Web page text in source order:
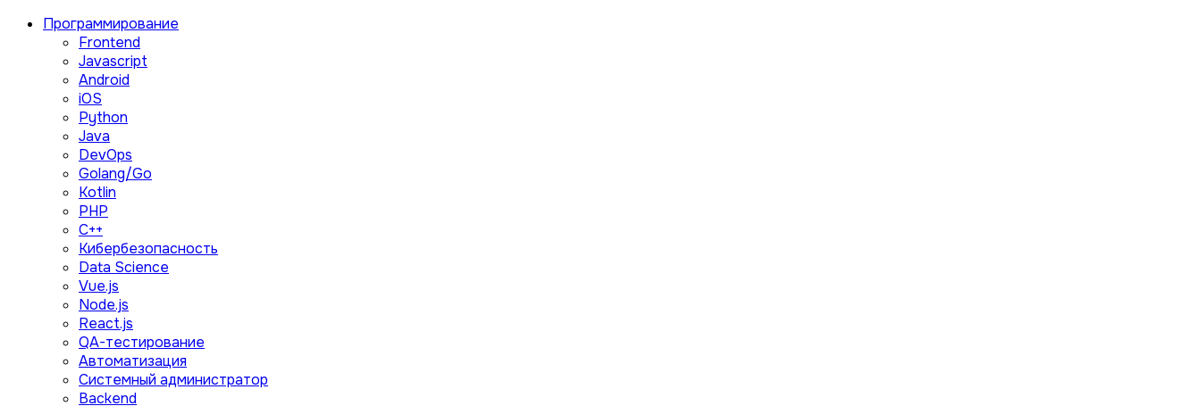
Программирование
Frontend
Javascript
Android
iOS
Python
Java
DevOps
Golang/Go
Kotlin
PHP
C++
Кибербезопасность
Data Science
Vue.js
Node.js
React.js
QA-тестирование
Автоматизация
Системный администратор
Backend